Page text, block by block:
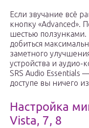
Если звучание всё
кнопку «Advanced».
шестью ползунками.
добиться
заметного
устройства и аудио-
SRS Audio Essentials
доступе вы ничего
Настройка
Vista, 7, 8